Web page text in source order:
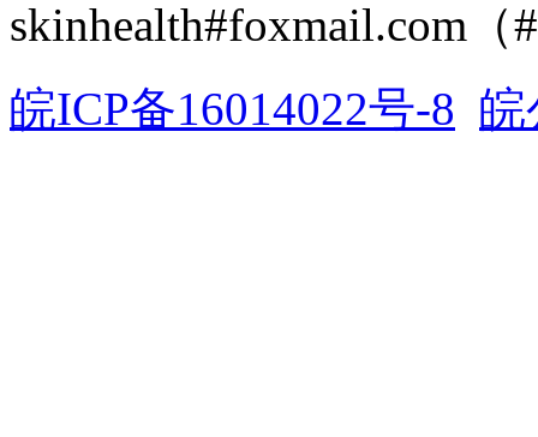
skinhealth#foxmail.com（
皖ICP备16014022号-8 皖